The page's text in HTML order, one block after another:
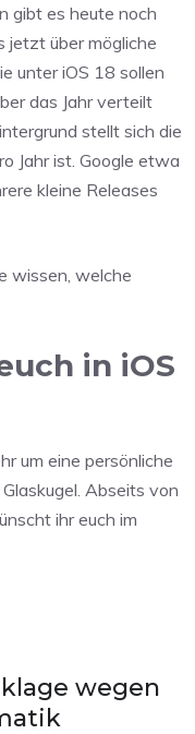
gibt es heute noch
jetzt über mögliche
unter iOS 18 sollen
das Jahr verteilt
stellt sich die
Jahr ist. Google etwa
kleine Releases
wissen, welche
in iOS
um eine persönliche
Abseits von
ihr euch im
wegen